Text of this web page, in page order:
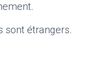
sont étrangers.